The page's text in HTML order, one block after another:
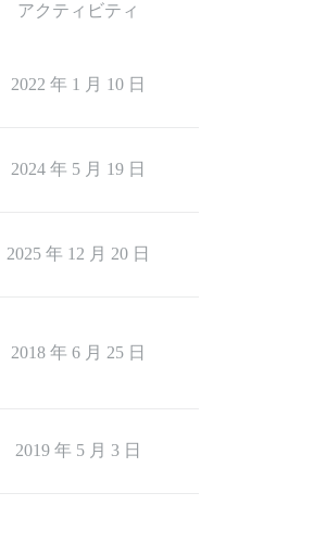
アクティビティ
2022 年 1 月 10 日
2024 年 5 月 19 日
2025 年 12 月 20 日
2018 年 6 月 25 日
2019 年 5 月 3 日